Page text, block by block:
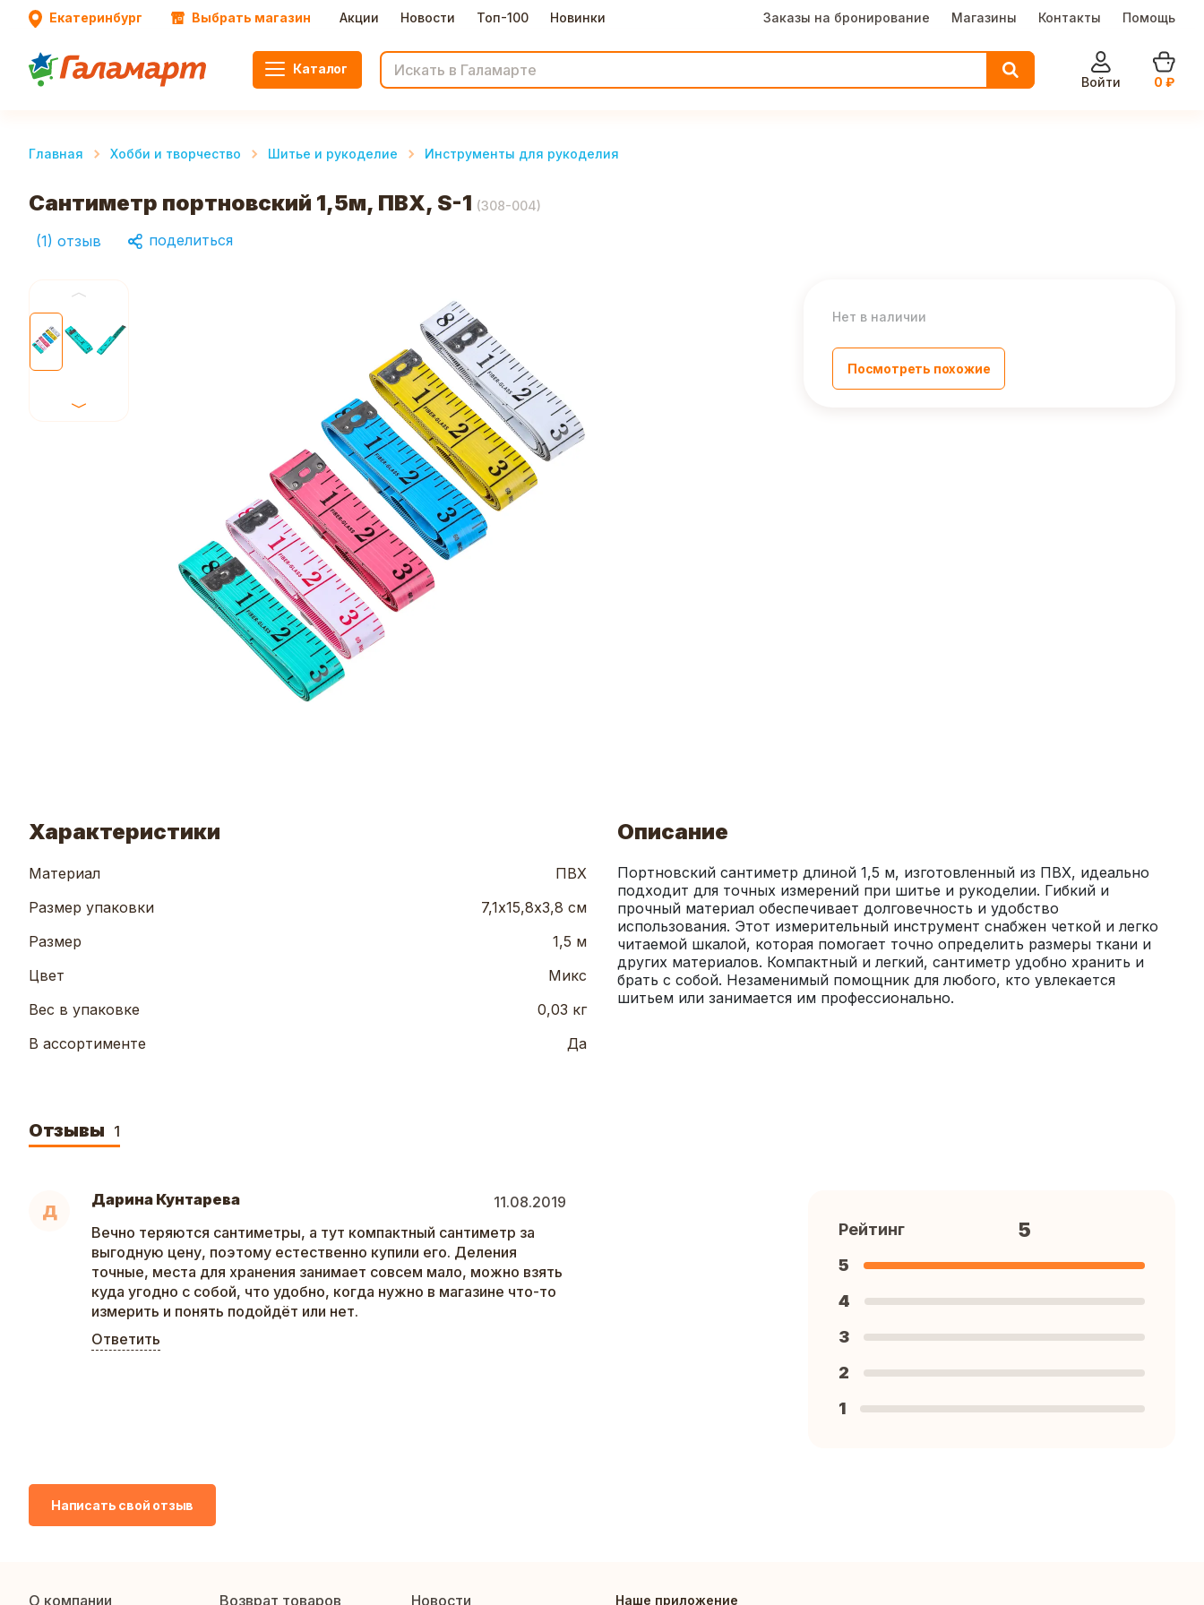
Екатеринбург Выбрать магазин Акции Новости Топ-100 Новинки Заказы на бронирование Магазины Контакты Помощь
Каталог
Войти
0 ₽
Главная Хобби и творчество Шитье и рукоделие Инструменты для рукоделия
Сантиметр портновский 1,5м, ПВХ, S-1 (308-004)
(1) отзыв поделиться
Нет в наличии
Посмотреть похожие
Характеристики
Материал
ПВХ
Размер упаковки
7,1х15,8х3,8 см
Размер
1,5 м
Цвет
Микс
Вес в упаковке
0,03 кг
В ассортименте
Да
Описание
Портновский сантиметр длиной 1,5 м, изготовленный из ПВХ, идеально
подходит для точных измерений при шитье и рукоделии. Гибкий и
прочный материал обеспечивает долговечность и удобство
использования. Этот измерительный инструмент снабжен четкой и легко
читаемой шкалой, которая помогает точно определить размеры ткани и
других материалов. Компактный и легкий, сантиметр удобно хранить и
брать с собой. Незаменимый помощник для любого, кто увлекается
шитьем или занимается им профессионально.
Отзывы 1
Д
Дарина Кунтарева
11.08.2019
Вечно теряются сантиметры, а тут компактный сантиметр за
выгодную цену, поэтому естественно купили его. Деления
точные, места для хранения занимает совсем мало, можно взять
куда угодно с собой, что удобно, когда нужно в магазине что-то
измерить и понять подойдёт или нет.
Ответить
Рейтинг 5
5
4
3
2
1
Написать свой отзыв
О компании Возврат товаров Новости Наше приложение